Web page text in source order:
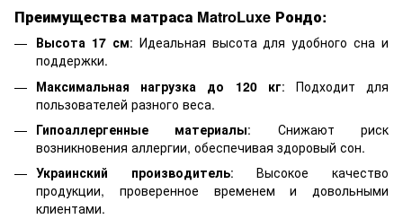
Преимущества матраса MatroLuxe Рондо:
Высота 17 см: Идеальная высота для удобного сна и
поддержки.
Максимальная нагрузка до 120 кг: Подходит для
пользователей разного веса.
Гипоаллергенные материалы: Снижают риск
возникновения аллергии, обеспечивая здоровый сон.
Украинский производитель: Высокое качество
продукции, проверенное временем и довольными
клиентами.